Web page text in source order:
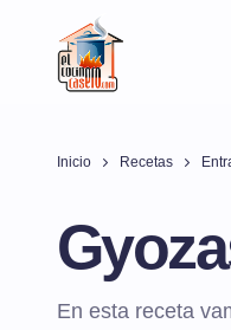
Inicio Recetas
En esta receta